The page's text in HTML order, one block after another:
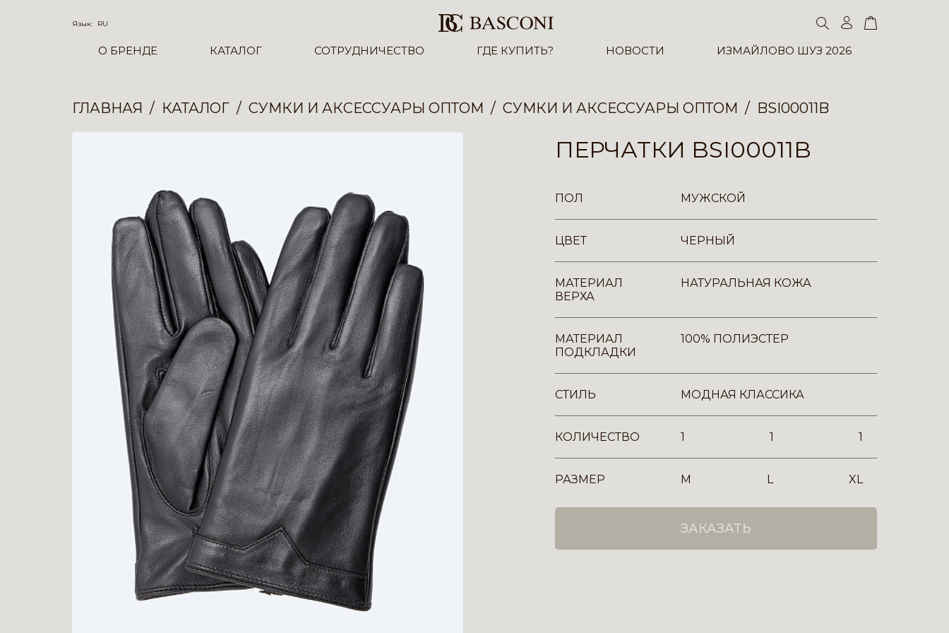
Язык: RU
О БРЕНДЕ КАТАЛОГ СОТРУДНИЧЕСТВО ГДЕ КУПИТЬ? НОВОСТИ ИЗМАЙЛОВО ШУЗ 2026
ГЛАВНАЯ КАТАЛОГ СУМКИ И АКСЕССУАРЫ ОПТОМ СУМКИ И АКСЕССУАРЫ ОПТОМ BSI00011B
ПЕРЧАТКИ BSI00011B
ПОЛ МУЖСКОЙ
ЦВЕТ ЧЕРНЫЙ
МАТЕРИАЛ
ВЕРХА
НАТУРАЛЬНАЯ КОЖА
МАТЕРИАЛ
ПОДКЛАДКИ
100% ПОЛИЭСТЕР
СТИЛЬ МОДНАЯ КЛАССИКА
КОЛИЧЕСТВО 1 1 1
РАЗМЕР M L XL
ЗАКАЗАТЬ